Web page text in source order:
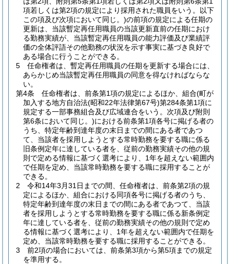
項若しくは第2項の規定により採用された職員をいう。以下
この項及び次項において同じ。)の前項の規定による任期の
更新は、当該暫定再任用職員の当該更新直前の任期におけ
る勤務実績が、当該暫定再任用職員の能力評価及び業績評
価の全体評語その他勤務の状況を示す事実に基づき良好で
ある場合に行うことができる。
5
任命権者は、暫定再任用職員の任期を更新する場合には、
あらかじめ当該暫定再任用職員の同意を得なければならな
い。
第4条
任命権者は、前条第1項の規定によるほか、組合(町が
加入する地方自治法(昭和22年法律第67号)第284条第1項に
規定する一部事務組合及び広域連合をいう。次項及び附則
第6条において同じ。)における前条第1項各号に掲げる者の
うち、特定年齢到達年度の末日までの間にある者であつ
て、当該者を採用しようとする常時勤務を要する職に係る
旧条例定年に達している者を、従前の勤務実績その他の規
則で定める情報に基づく選考により、1年を超えない範囲内
で任期を定め、当該常時勤務を要する職に採用することが
できる。
2
令和14年3月31日までの間、任命権者は、前条第2項の規
定によるほか、組合における同項各号に掲げる者のうち、
特定年齢到達年度の末日までの間にある者であつて、当該
者を採用しようとする常時勤務を要する職に係る新条例定
年に達している者を、従前の勤務実績その他の規則で定め
る情報に基づく選考により、1年を超えない範囲内で任期を
定め、当該常時勤務を要する職に採用することができる。
3
前2項の場合においては、前条第3項から第5項までの規定
を準用する。